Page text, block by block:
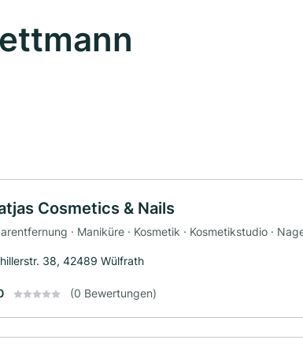
Cosmetics & Nails
· Maniküre · Kosmetik · Kosmetikstudio ·
38, 42489 Wülfrath
(0 Bewertungen)